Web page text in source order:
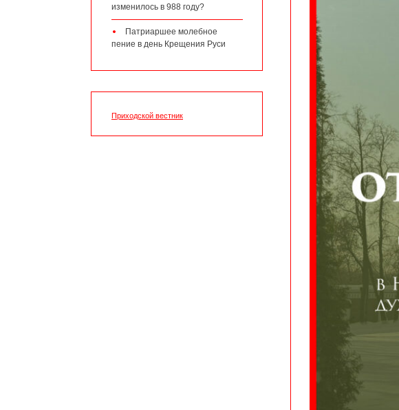
изменилось в 988 году?
Патриаршее молебное
пение в день Крещения Руси
Приходской вестник